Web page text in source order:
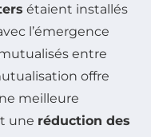
étaient installés
l’émergence
entre
offre
meilleure
une réduction des